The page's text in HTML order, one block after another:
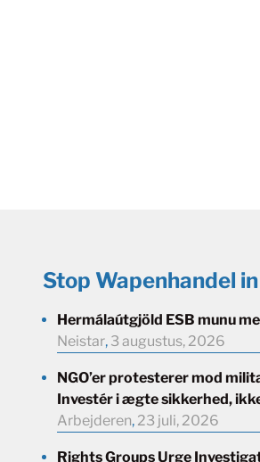
Stop Wapenhandel
Hermálaútgjöld ESB munu
Neistar, 3 augustus, 2026
NGO’er protesterer mod
Investér i ægte sikkerhed,
Arbejderen, 23 juli, 2026
Rights Groups Urge